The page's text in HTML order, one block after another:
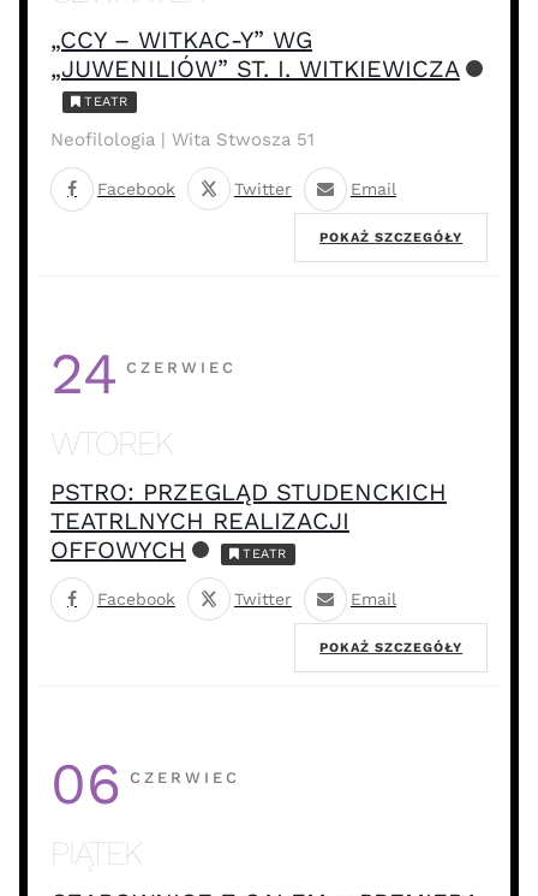
„CCY – WITKAC-Y” WG
„JUWENILIÓW” ST. I. WITKIEWICZA
TEATR
Neofilologia | Wita Stwosza 51
Facebook Twitter Email
POKAŻ SZCZEGÓŁY
24 CZERWIEC
WTOREK
PSTRO: PRZEGLĄD STUDENCKICH
TEATRLNYCH REALIZACJI
OFFOWYCH
TEATR
Facebook Twitter Email
POKAŻ SZCZEGÓŁY
06 CZERWIEC
PIĄTEK